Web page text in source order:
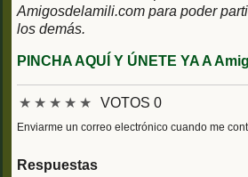
Amigosdelamili.com para poder
los demás.
PINCHA AQUÍ Y ÚNETE YA A
★ ★ ★ ★ ★ VOTOS 0
Enviarme un correo electrónico cuando me
Respuestas